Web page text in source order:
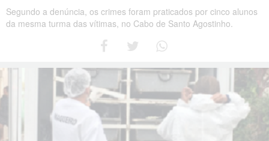
Segundo a denúncia, os crimes foram praticados por cinco alunos
da mesma turma das vítimas, no Cabo de Santo Agostinho.